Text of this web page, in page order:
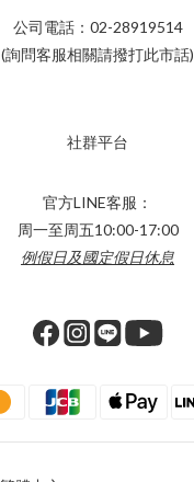
公司電話：02-28919514
(詢問客服相關請撥打此市話)
社群平台
官方LINE客服：
周一至周五10:00-17:00
例假日及國定假日休息